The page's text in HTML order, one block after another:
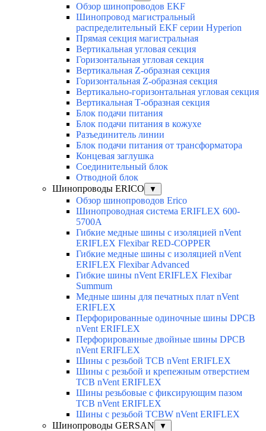
Обзор шинопроводов EKF
Шинопровод магистральный
распределительный EKF серии Hyperion
Прямая секция магистральная
Вертикальная угловая секция
Горизонтальная угловая секция
Вертикальная Z-образная секция
Горизонтальная Z-образная секция
Вертикально-горизонтальная угловая секция
Вертикальная Т-образная секция
Блок подачи питания
Блок подачи питания в кожухе
Разъединитель линии
Блок подачи питания от трансформатора
Концевая заглушка
Соединительный блок
Отводной блок
Шинопроводы ERICO
▼
Обзор шинопроводов Erico
Шинопроводная система ERIFLEX 600-
5700A
Гибкие медные шины с изоляцией nVent
ERIFLEX Flexibar RED-COPPER
Гибкие медные шины с изоляцией nVent
ERIFLEX Flexibar Advanced
Гибкие шины nVent ERIFLEX Flexibar
Summum
Медные шины для печатных плат nVent
ERIFLEX
Перфорированные одиночные шины DPCB
nVent ERIFLEX
Перфорированные двойные шины DPCB
nVent ERIFLEX
Шины с резьбой TCB nVent ERIFLEX
Шины с резьбой и крепежным отверстием
TCB nVent ERIFLEX
Шины резьбовые с фиксирующим пазом
TCB nVent ERIFLEX
Шины с резьбой TCBW nVent ERIFLEX
Шинопроводы GERSAN
▼